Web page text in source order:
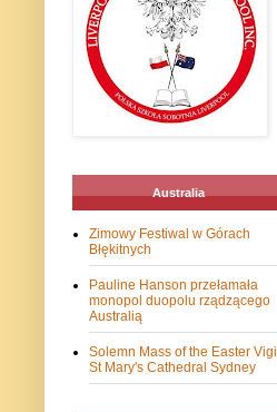
Australia
Zimowy Festiwal w Górach
Błękitnych
Pauline Hanson przełamała
monopol duopolu rządzącego
Australią
Solemn Mass of the Easter Vigil
St Mary's Cathedral Sydney